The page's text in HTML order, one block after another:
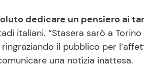
dedicare un pensiero ai
italiani. “Stasera sarò a Torino
il pubblico per
una notizia inattesa.